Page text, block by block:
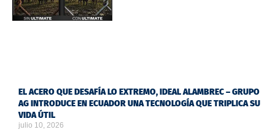
EL ACERO QUE DESAFÍA LO EXTREMO, IDEAL ALAMBREC – GRUPO
AG INTRODUCE EN ECUADOR UNA TECNOLOGÍA QUE TRIPLICA SU
VIDA ÚTIL
julio 10, 2026